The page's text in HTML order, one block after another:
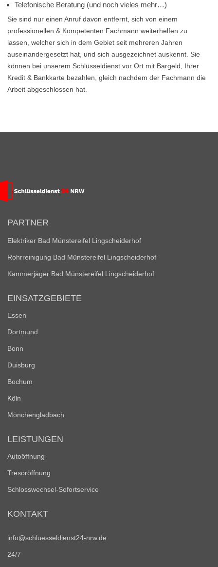
Telefonische Beratung (und noch vieles mehr…)
Sie sind nur einen Anruf davon entfernt, sich von einem
professionellen & Kompetenten Fachmann weiterhelfen zu
lassen, welcher sich in dem Gebiet seit mehreren Jahren
auseinandergesetzt hat, und sich ausgezeichnet auskennt. Sie
können bei unserem Schlüsseldienst vor Ort mit Bargeld, Ihrer
Kredit & Bankkarte bezahlen, gleich nachdem der Fachmann die
Arbeit abgeschlossen hat.
PARTNER
Elektriker Bad Münstereifel Lingscheiderhof
Rohrreinigung Bad Münstereifel Lingscheiderhof
Kammerjäger Bad Münstereifel Lingscheiderhof
EINSATZGEBIETE
Essen
Dortmund
Bonn
Duisburg
Bochum
Köln
Mönchengladbach
LEISTUNGEN
Autoöffnung
Tresoröffnung
Schlosswechsel-Sofortservice
KONTAKT
info@schluesseldienst24-nrw.de
24/7